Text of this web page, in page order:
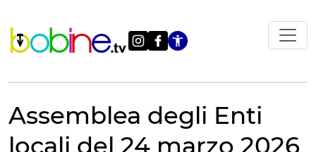
contenuto
Apri le
Assemblea degli Enti
locali del 24 marzo 2026